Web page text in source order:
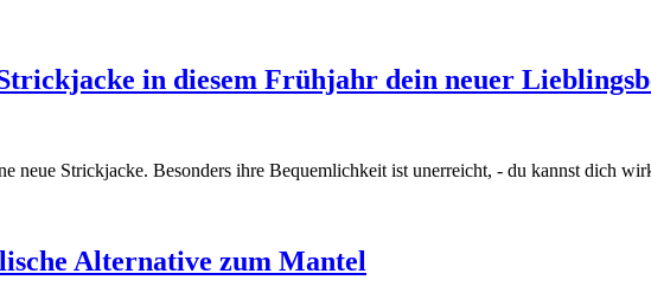
in diesem Frühjahr dein neuer
neue Strickjacke. Besonders ihre Bequemlichkeit ist unerreicht, - du kannst dich
Alternative zum Mantel